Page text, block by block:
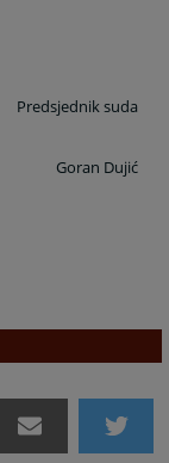
suda
Goran Dujić